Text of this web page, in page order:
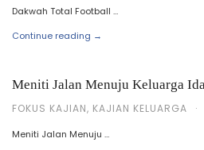
Dakwah Total Football …
Continue reading →
Meniti Jalan Menuju Keluarga
FOKUS KAJIAN, KAJIAN KELUARGA ·
Meniti Jalan Menuju …